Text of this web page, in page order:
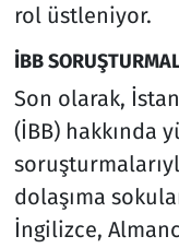
rol üstleniyor.
İBB
Son olarak,
(İBB) hakkında
dolaşıma
İngilizce,